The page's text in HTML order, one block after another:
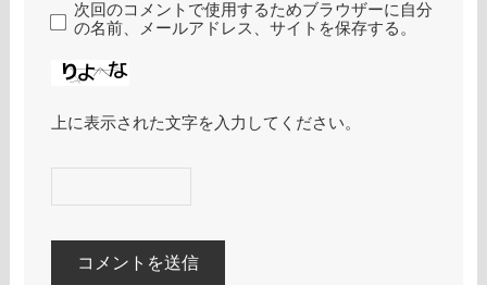
次回のコメントで使用するためブラウザーに自分
の名前、メールアドレス、サイトを保存する。
上に表示された文字を入力してください。